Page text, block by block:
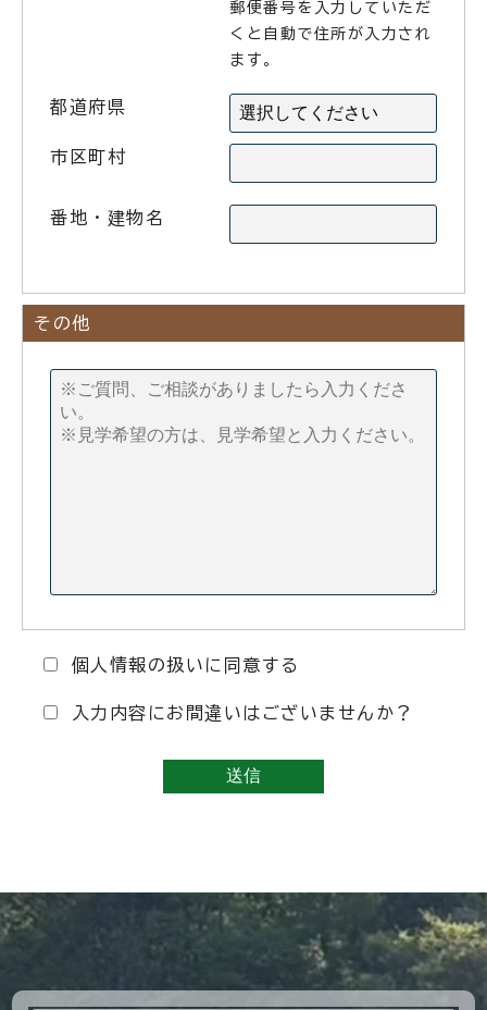
郵便番号を入力していただ
くと自動で住所が入力され
ます。
都道府県
市区町村
番地・建物名
その他
個人情報の扱い に同意する
入力内容にお間違いはございませんか？